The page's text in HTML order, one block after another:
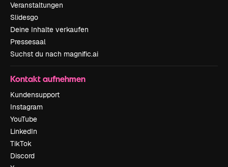
Veranstaltungen
Slidesgo
Deine Inhalte verkaufen
Pressesaal
Suchst du nach magnific.ai
Kontakt aufnehmen
Kundensupport
Instagram
YouTube
LinkedIn
TikTok
Discord